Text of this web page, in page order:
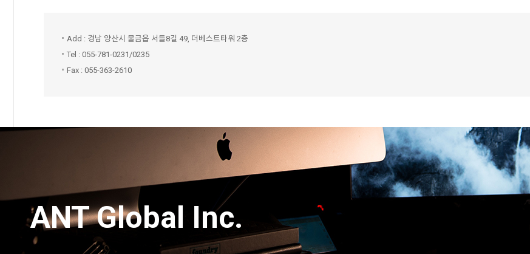
Add : 경남 양산시 물금읍 서들8길 49, 더베스트타워 2층
Tel : 055-781-0231/0235
Fax : 055-363-2610
ANT Global Inc.